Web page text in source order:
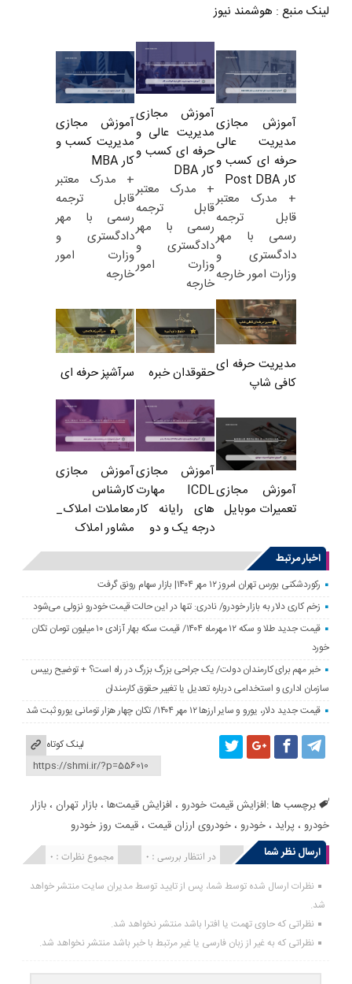
لینک منبع : هوشمند نیوز
آموزش مجازی
مدیریت عالی
حرفه ای کسب و
کار Post DBA
+ مدرک معتبر
قابل ترجمه
رسمی با مهر
دادگستری و
وزارت امور خارجه
آموزش مجازی
مدیریت عالی و
حرفه ای کسب و
کار DBA
+ مدرک معتبر
قابل ترجمه
رسمی با مهر
دادگستری و
وزارت امور
خارجه
آموزش مجازی
مدیریت کسب و
کار MBA
+ مدرک معتبر
قابل ترجمه
رسمی با مهر
دادگستری و
وزارت امور
خارجه
مدیریت حرفه ای
کافی شاپ
حقوقدان خبره سرآشپز حرفه ای
آموزش مجازی
تعمیرات موبایل
آموزش مجازی
ICDL مهارت
های رایانه کار
درجه یک و دو
آموزش مجازی
کارشناس
معاملات املاک_
مشاور املاک
اخبار مرتبط
رکوردشکنی بورس تهران امروز ۱۲ مهر ۱۴۰۴| بازار سهام رونق گرفت
زخم کاری دلار به بازار خودرو/ نادری: تنها در این حالت قیمت خودرو نزولی می‌شود
قیمت جدید طلا و سکه ۱۲ مهرماه ۱۴۰۴/ قیمت سکه بهار آزادی ۱۰ میلیون تومان تکان
خورد
خبر مهم برای کارمندان دولت/ یک جراحی بزرگ بزرگ در راه است؟ + توضیح رییس
سازمان اداری و استخدامی درباره تعدیل یا تغییر حقوق کارمندان
قیمت جدید دلار، یورو و سایر ارزها ۱۲ مهر ۱۴۰۴/ تکان چهار هزار تومانی یورو ثبت شد
لینک کوتاه
برچسب ها :افزایش قیمت خودرو ، افزایش قیمت‌ها ،بازار تهران ،بازار
خودرو ،پراید ،خودرو ،خودروی ارزان قیمت ،قیمت روز خودرو
ارسال نظر شما
مجموع نظرات : 0 در انتظار بررسی : 0 انتشار یافته : 0
نظرات ارسال شده توسط شما، پس از تایید توسط مدیران سایت منتشر خواهد
شد.
نظراتی که حاوی تهمت یا افترا باشد منتشر نخواهد شد.
نظراتی که به غیر از زبان فارسی یا غیر مرتبط با خبر باشد منتشر نخواهد شد.